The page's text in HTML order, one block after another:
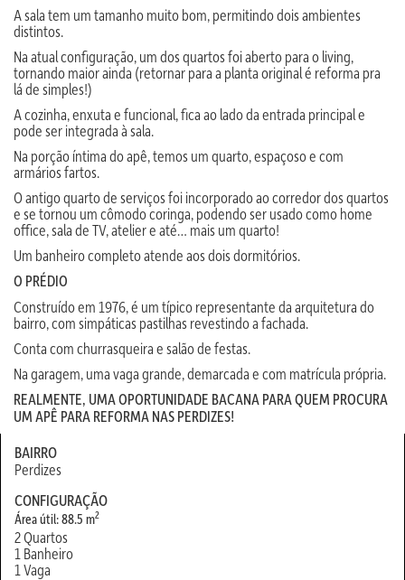
A sala tem um tamanho muito bom, permitindo dois ambientes
distintos.
Na atual configuração, um dos quartos foi aberto para o living,
tornando maior ainda (retornar para a planta original é reforma pra
lá de simples!)
A cozinha, enxuta e funcional, fica ao lado da entrada principal e
pode ser integrada à sala.
Na porção íntima do apê, temos um quarto, espaçoso e com
armários fartos.
O antigo quarto de serviços foi incorporado ao corredor dos quartos
e se tornou um cômodo coringa, podendo ser usado como home
office, sala de TV, atelier e até… mais um quarto!
Um banheiro completo atende aos dois dormitórios.
O PRÉDIO
Construído em 1976, é um típico representante da arquitetura do
bairro, com simpáticas pastilhas revestindo a fachada.
Conta com churrasqueira e salão de festas.
Na garagem, uma vaga grande, demarcada e com matrícula própria.
REALMENTE, UMA OPORTUNIDADE BACANA PARA QUEM PROCURA
UM APÊ PARA REFORMA NAS PERDIZES!
BAIRRO
Perdizes
CONFIGURAÇÃO
Área útil: 88.5 m2
2 Quartos
1 Banheiro
1 Vaga